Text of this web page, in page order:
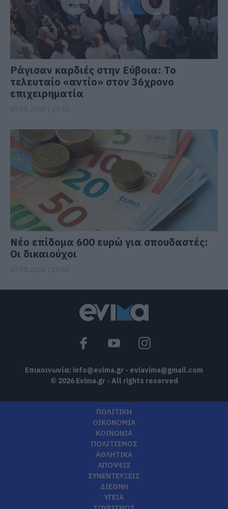
Ράγισαν καρδιές στην Εύβοια: Το
τελευταίο «αντίο» στον 36χρονο
επιχειρηματία
Νέο επίδομα 600 ευρώ για σπουδαστές:
Οι δικαιούχοι
Επικοινωνία: info@evima.gr - eviavima@gmail.com
© 2026 Evima.gr - All rights reserved
ΠΟΛΙΤΙΚΗ
ΟΙΚΟΝΟΜΙΑ
ΚΟΙΝΩΝΙΑ
ΠΟΛΙΤΙΣΜΟΣ
ΑΘΛΗΤΙΚΑ
ΑΠΟΨΕΙΣ
ΣΥΝΕΝΤΕΥΞΕΙΣ
ΔΙΕΘΝΗ
ΥΓΕΙΑ